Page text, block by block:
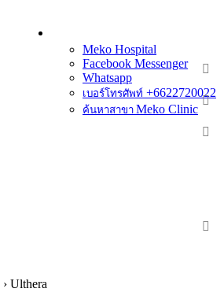
Meko Hospital
Facebook Messenger
Whatsapp
เบอร์โทรศัพท์ +6622720022
ค้นหาสาขา Meko Clinic
› Ulthera